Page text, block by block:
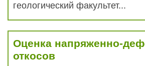
геологический факультет...
Оценка напряженно-
откосов